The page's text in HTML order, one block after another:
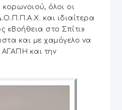
όλοι οι
και ιδιαίτερα
«Βοήθεια στο Σπίτι»
και με χαμόγελο να
και την